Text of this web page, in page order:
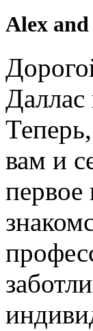
Alex
вам и
первое